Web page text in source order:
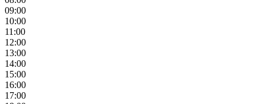
09:00
10:00
11:00
12:00
13:00
14:00
15:00
16:00
17:00